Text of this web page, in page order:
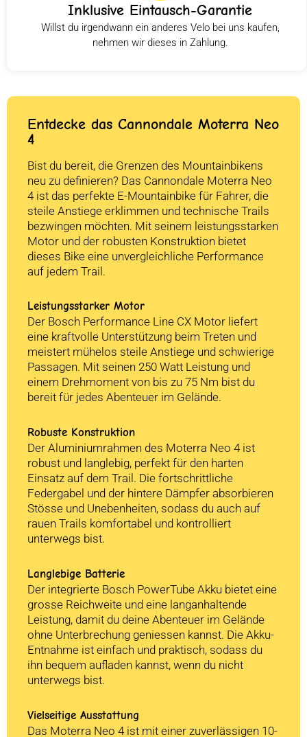
Inklusive Eintausch-Garantie
Willst du irgendwann ein anderes Velo bei uns kaufen,
nehmen wir dieses in Zahlung.
Entdecke das Cannondale Moterra Neo
4
Bist du bereit, die Grenzen des Mountainbikens
neu zu definieren? Das Cannondale Moterra Neo
4 ist das perfekte E-Mountainbike für Fahrer, die
steile Anstiege erklimmen und technische Trails
bezwingen möchten. Mit seinem leistungsstarken
Motor und der robusten Konstruktion bietet
dieses Bike eine unvergleichliche Performance
auf jedem Trail.
Leistungsstarker Motor
Der Bosch Performance Line CX Motor liefert
eine kraftvolle Unterstützung beim Treten und
meistert mühelos steile Anstiege und schwierige
Passagen. Mit seinen 250 Watt Leistung und
einem Drehmoment von bis zu 75 Nm bist du
bereit für jedes Abenteuer im Gelände.
Robuste Konstruktion
Der Aluminiumrahmen des Moterra Neo 4 ist
robust und langlebig, perfekt für den harten
Einsatz auf dem Trail. Die fortschrittliche
Federgabel und der hintere Dämpfer absorbieren
Stösse und Unebenheiten, sodass du auch auf
rauen Trails komfortabel und kontrolliert
unterwegs bist.
Langlebige Batterie
Der integrierte Bosch PowerTube Akku bietet eine
grosse Reichweite und eine langanhaltende
Leistung, damit du deine Abenteuer im Gelände
ohne Unterbrechung geniessen kannst. Die Akku-
Entnahme ist einfach und praktisch, sodass du
ihn bequem aufladen kannst, wenn du nicht
unterwegs bist.
Vielseitige Ausstattung
Das Moterra Neo 4 ist mit einer zuverlässigen 10-